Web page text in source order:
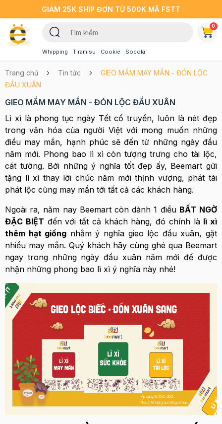
GIẢM 25K SHIP ĐƠN TỪ 500K MÃ FSTT
Whipping Tiramisu Cookie Socola
0
Trang chủ Tin tức
GIEO MẦM MAY MẮN - ĐÓN LỘC
ĐẦU XUÂN
GIEO MẦM MAY MẮN - ĐÓN LỘC ĐẦU XUÂN
Lì xì là phong tục ngày Tết cổ truyền, luôn là nét đẹp
trong văn hóa của người Việt với mong muốn những
điều may mắn, hạnh phúc sẽ đến từ những ngày đầu
năm mới. Phong bao lì xì còn tượng trưng cho tài lộc,
cát tường. Bởi những ý nghĩa tốt đẹp ấy, Beemart gửi
tặng lì xì thay lời chúc năm mới thịnh vượng, phát tài
phát lộc cùng may mắn tới tất cả các khách hàng.
Ngoài ra, năm nay Beemart còn dành 1 điều BẤT NGỜ
ĐẶC BIỆT đến với tất cả khách hàng, đó chính là lì xì
thêm hạt giống nhằm ý nghĩa gieo lộc đầu xuân, gặt
nhiều may mắn. Quý khách hãy cùng ghé qua Beemart
ngay trong những ngày đầu xuân năm mới để được
nhận những phong bao lì xì ý nghĩa này nhé!